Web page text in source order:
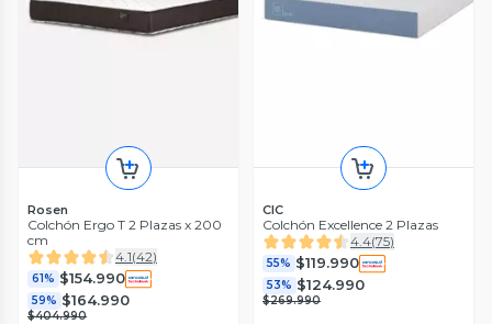
Rosen
Colchón Ergo T 2 Plazas x 200
cm
4.1(42)
61% $154.990
59% $164.990
$404.990
CIC
Colchón Excellence 2 Plazas
4.4(75)
55% $119.990
53% $124.990
$269.990